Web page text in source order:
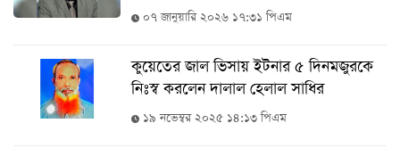
ভিডিও
০৭ জানুয়ারি ২০২৬ ১৭:৩১ পিএম
কুয়েতের জাল ভিসায় ইটনার ৫ দিনমজুরকে
নিঃস্ব করলেন দালাল হেলাল সাধির
১৯ নভেম্বর ২০২৫ ১৪:১৩ পিএম